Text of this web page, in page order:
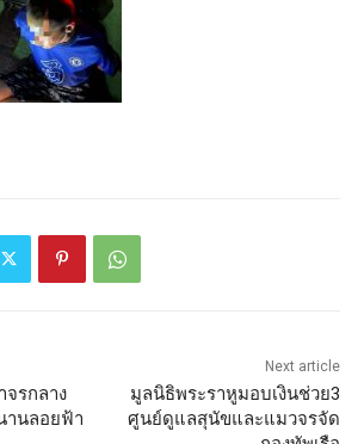
จรกลาง
านลอยฟ้า
Next article
มูลนิธิพระราหูมอบเงินช่วย3
ศูนย์ดูแลสุนัขและแมวจรจัด